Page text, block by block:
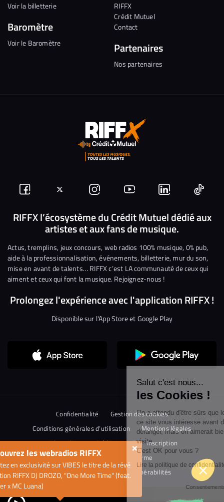
Continuer sans accepter
On a attendu d'être sûrs que le contenu de
déranger, mais on aimerait bien vous accompagner pendant votre
visite...
C'est OK pour vous ?
Lire la politique de confidentialité
Voir la billetterie
Baromètre
Voir le Baromètre
RIFFX
Crédit Mutuel
Contact
Partenaires
Nos partenaires
Suivez-
nous
Facebook
Suivez-
nous
sur
Twitter
Nous
rejoindre
sur
Instagram
Nous
rejoindre
sur
YouTube
Nous
rejoindre
sur
Linkedin
Nous
RIFFX l’écosystème du Crédit Mutuel dédié aux
artistes et aux fans de musique.
Actus, tremplins, jeux concours, web radios 100% musique, 0% pub,
aide à la professionnalisation, événements, billetterie, mur du son,
mise en avant de talents… RIFFX c’est LA communauté de ceux qui
aiment et ceux qui font la musique. Rejoignez-nous !
Prolongez l'expérience avec l'application RIFFX !
Disponible sur l'App Store et Google Play
Confidentialité
Gestion des cookies
Conditions générales d’utilisation
Mentions légales
Aide en ligne
Crédit Mutuel
Inscription
Accessibilité : non conforme
Politique de divulgation de vulnérabilités
×
les webradios RIFFX
en exclusivité sur VIBES le titre de la révé
RIFFX DJ DROZO, "One More Time" (feat.
x MC Luana)